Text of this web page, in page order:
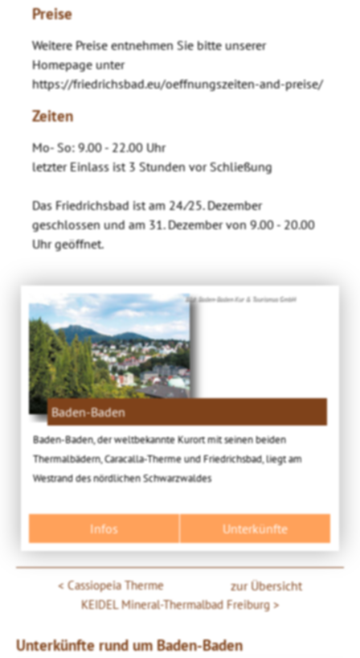
Preise
Weitere Preise entnehmen Sie bitte unserer
Homepage unter
https://friedrichsbad.eu/oeffnungszeiten-and-preise/
Zeiten
Mo- So: 9.00 - 22.00 Uhr
letzter Einlass ist 3 Stunden vor Schließung
Das Friedrichsbad ist am 24.⁄25. Dezember
geschlossen und am 31. Dezember von 9.00 - 20.00
Uhr geöffnet.
Bild: Baden-Baden Kur & Tourismus GmbH
Baden-Baden
Baden-Baden, der weltbekannte Kurort mit seinen beiden
Thermalbädern, Caracalla-Therme und Friedrichsbad, liegt am
Westrand des nördlichen Schwarzwaldes
Infos Unterkünfte
Cassiopeia Therme zur Übersicht
KEIDEL Mineral-Thermalbad Freiburg
Unterkünfte rund um Baden-Baden